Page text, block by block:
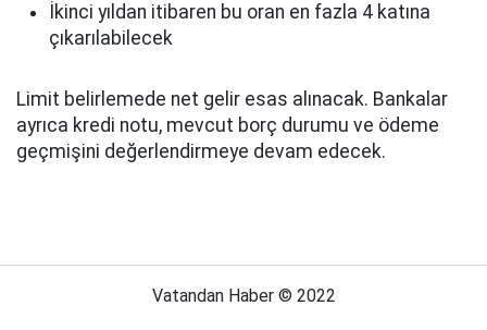
İkinci yıldan itibaren bu oran en fazla 4 katına
çıkarılabilecek
Limit belirlemede net gelir esas alınacak. Bankalar
ayrıca kredi notu, mevcut borç durumu ve ödeme
geçmişini değerlendirmeye devam edecek.
Vatandan Haber © 2022